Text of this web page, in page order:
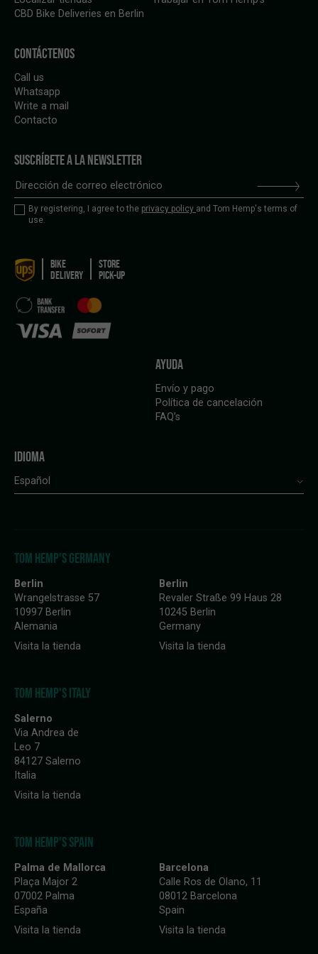
CBD Bike Deliveries en Berlin
CONTÁCTENOS
Call us
Whatsapp
Write a mail
Contacto
SUSCRÍBETE A LA NEWSLETTER
By registering, I agree to the privacy policy and Tom Hemp's terms of
use.
BIKE
DELIVERY
STORE
PICK-UP
AYUDA
Envío y pago
Política de cancelación
FAQ’s
IDIOMA
Español
TOM HEMP'S GERMANY
Berlin
Wrangelstrasse 57
10997 Berlin
Alemania
Visita la tienda
Berlin
Revaler Straße 99 Haus 28
10245 Berlin
Germany
Visita la tienda
TOM HEMP'S ITALY
Salerno
Via Andrea de
Leo 7
84127 Salerno
Italia
Visita la tienda
TOM HEMP'S SPAIN
Palma de Mallorca
Plaça Major 2
07002 Palma
España
Visita la tienda
Barcelona
Calle Ros de Olano, 11
08012 Barcelona
Spain
Visita la tienda